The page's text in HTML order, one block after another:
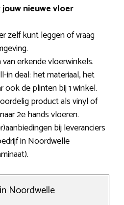
nieuwe vloer
zelf kunt leggen of vraag
erkende vloerwinkels.
in deal: het materiaal, het
ook de plinten bij 1 winkel.
product als vinyl of
2e hands vloeren.
bij leveranciers
in Noordwelle
Noordwelle